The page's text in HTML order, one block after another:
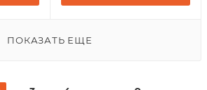
ПОКАЗАТЬ ЕЩЕ